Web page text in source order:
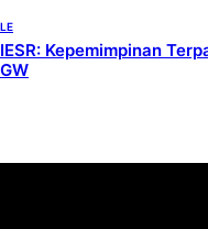
LE
IESR: Kepemimpinan
GW